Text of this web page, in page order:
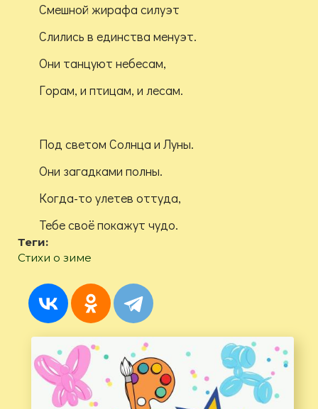
Смешной жирафа силуэт
Слились в единства менуэт.
Они танцуют небесам,
Горам, и птицам, и лесам.
Под светом Солнца и Луны.
Они загадками полны.
Когда-то улетев оттуда,
Тебе своё покажут чудо.
Теги:
Стихи о зиме